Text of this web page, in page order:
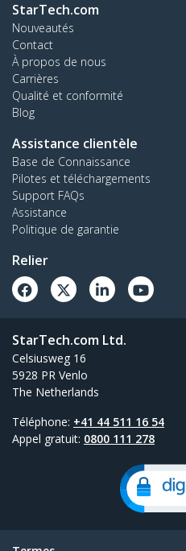
StarTech.com
Nouveautés
Contact
À propos de nous
Carrières
Qualité et conformité
Blog
Assistance clientèle
Base de Connaissance
Pilotes et téléchargements
Support FAQs
Assistance
Politique de garantie
Relier
StarTech.com Ltd.
Celsiusweg 16
5928 PR Venlo
The Netherlands
Téléphone: +41 44 511 16 54
Appel gratuit: 0800 111 278